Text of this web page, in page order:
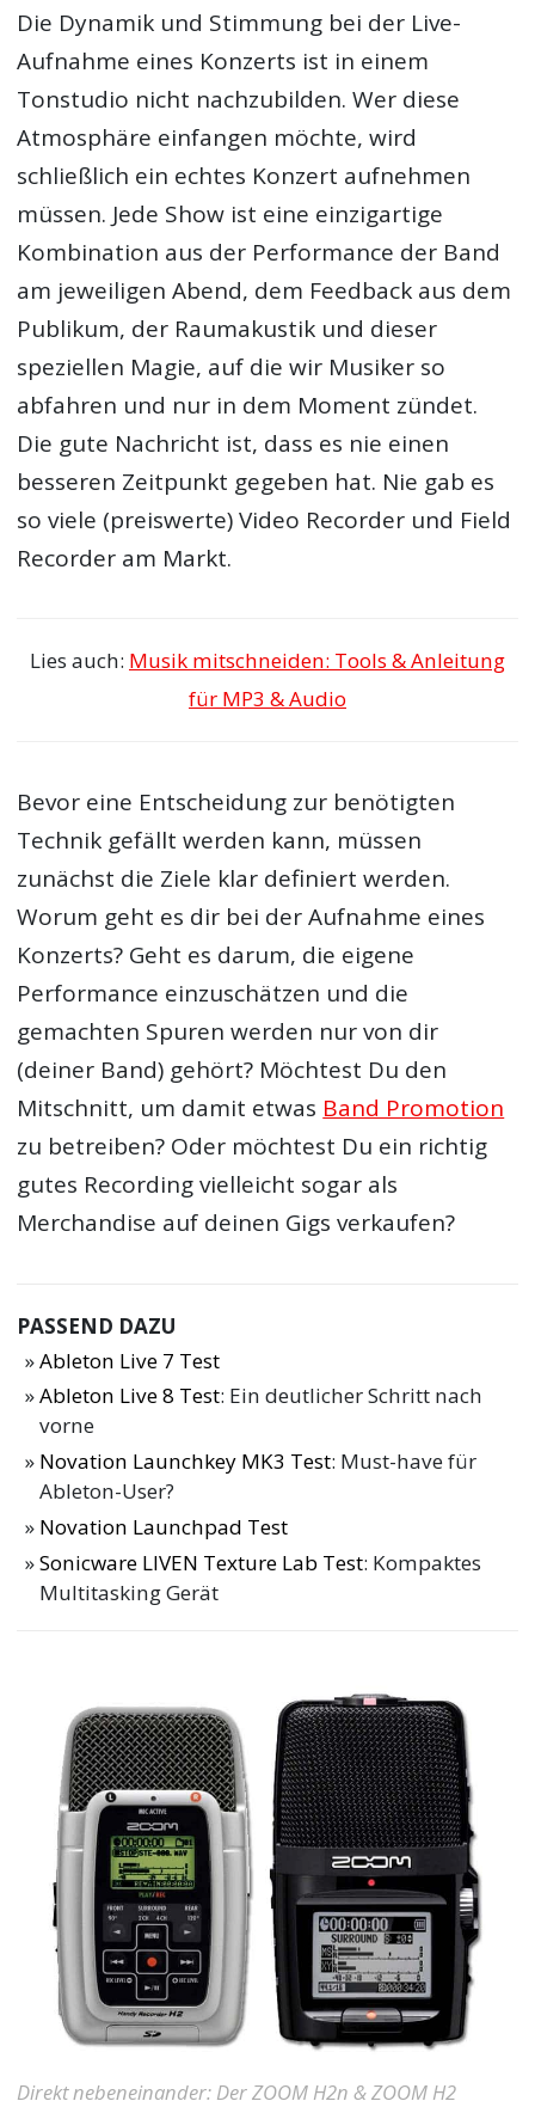
Die Dynamik und Stimmung bei der Live-
Aufnahme eines Konzerts ist in einem
Tonstudio nicht nachzubilden. Wer diese
Atmosphäre einfangen möchte, wird
schließlich ein echtes Konzert aufnehmen
müssen. Jede Show ist eine einzigartige
Kombination aus der Performance der Band
am jeweiligen Abend, dem Feedback aus dem
Publikum, der Raumakustik und dieser
speziellen Magie, auf die wir Musiker so
abfahren und nur in dem Moment zündet.
Die gute Nachricht ist, dass es nie einen
besseren Zeitpunkt gegeben hat. Nie gab es
so viele (preiswerte) Video Recorder und Field
Recorder am Markt.
Lies auch: Musik mitschneiden: Tools & Anleitung
für MP3 & Audio
Bevor eine Entscheidung zur benötigten
Technik gefällt werden kann, müssen
zunächst die Ziele klar definiert werden.
Worum geht es dir bei der Aufnahme eines
Konzerts? Geht es darum, die eigene
Performance einzuschätzen und die
gemachten Spuren werden nur von dir
(deiner Band) gehört? Möchtest Du den
Mitschnitt, um damit etwas Band Promotion
zu betreiben? Oder möchtest Du ein richtig
gutes Recording vielleicht sogar als
Merchandise auf deinen Gigs verkaufen?
PASSEND DAZU
Ableton Live 7 Test
Ableton Live 8 Test: Ein deutlicher Schritt nach
vorne
Novation Launchkey MK3 Test: Must-have für
Ableton-User?
Novation Launchpad Test
Sonicware LIVEN Texture Lab Test: Kompaktes
Multitasking Gerät
Direkt nebeneinander: Der ZOOM H2n & ZOOM H2